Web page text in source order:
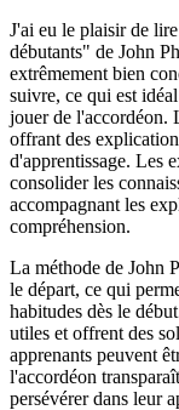
J'ai eu le plaisir de
débutants" de John
extrêmement bien
suivre, ce qui est
jouer de l'accordéon.
offrant des
d'apprentissage. Les
consolider les
accompagnant les
compréhension.
La méthode de John
le départ, ce qui
habitudes dès le
utiles et offrent des
apprenants peuvent
l'accordéon
persévérer dans leur